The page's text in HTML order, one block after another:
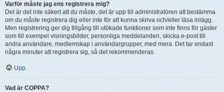
Varför måste jag ens registrera mig?
Det är det inte säkert att du måste, det är upp till administratören att bestämma
om du måste registrera dig eller inte för att kunna skriva och/eller läsa inlägg.
Men registrering ger dig tillgång till utökade funktioner som inte finns för gäster
som till exempel visningsbilder, personliga meddelanden, skicka e-post till
andra användare, medlemskap i användargrupper, med mera. Det tar endast
några minuter att registrera sig, så det rekommenderas.
Upp
Vad är COPPA?